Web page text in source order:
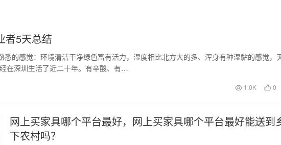
者5天总结
悉的感觉：环境清洁干净绿色富有活力，湿度相比北方大的多、浑身有种湿黏的感觉，
在深圳生活了近二十年。有辛酸、有…
1.0K 0
网上买家具哪个平台最好，网上买家具哪个平台最好能送到
下农村吗？